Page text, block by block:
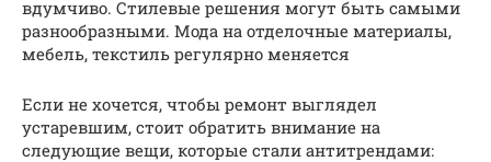
вдумчиво. Стилевые решения могут быть самыми
разнообразными. Мода на отделочные материалы,
мебель, текстиль регулярно меняется
Если не хочется, чтобы ремонт выглядел
устаревшим, стоит обратить внимание на
следующие вещи, которые стали антитрендами: